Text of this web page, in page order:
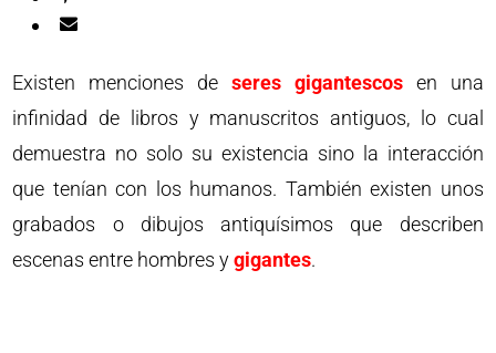
Existen menciones de seres gigantescosen una
infinidad de libros y manuscritos antiguos, lo cual
demuestra no solo su existencia sino la interacción
que tenían con los humanos. También existen unos
grabados o dibujos antiquísimos que describen
escenas entre hombres ygigantes.